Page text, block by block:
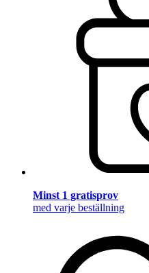
Minst 1 gratisprov
med varje beställning